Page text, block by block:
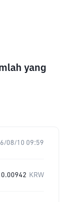
yang
08/10 09:59
0.00942 KRW